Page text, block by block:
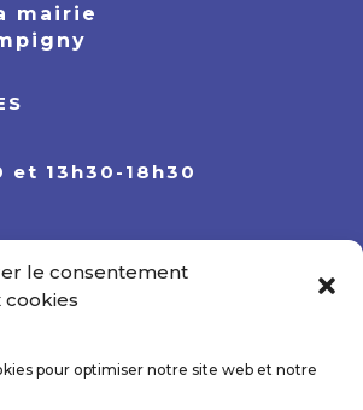
le consentement
cookies
pour optimiser notre site web et notre
mairie
et 13h30-18h30
et 13h30-18h30